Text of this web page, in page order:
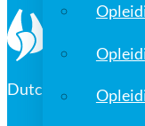
Dutch Association